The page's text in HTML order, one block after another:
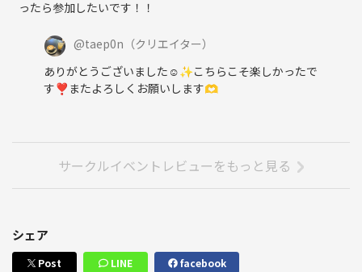
ったら参加したいです！！
@taep0n （クリエイター）
ありがとうございました☺️✨こちらこそ楽しかったで
す❣️またよろしくお願いします🫶
サークルイベントレビューをもっと見る
シェア
Post LINE facebook